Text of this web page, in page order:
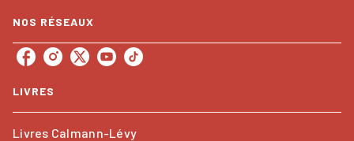
NOS RÉSEAUX
LIVRES
Livres Calmann-Lévy